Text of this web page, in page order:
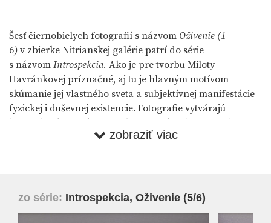
Šesť čiernobielych fotografií s názvom Oživenie (1-
6) v zbierke Nitrianskej galérie patrí do série
s názvom Introspekcia. Ako je pre tvorbu Miloty
Havránkovej príznačné, aj tu je hlavným motívom
skúmanie jej vlastného sveta a subjektívnej manifestácie
fyzickej i duševnej existencie. Fotografie vytvárajú
kompaktný naratívny celok pripomínajúci filmovú
sekvenciu alebo sled políčok komiksu.
sú len plecia, pričom odlomený krk sa objavuje až na
treťom zábere. Na štvrtej fotografii už vidíme krk
zobraziť viac
zo série: Introspekcia, Oživenie (5/6)